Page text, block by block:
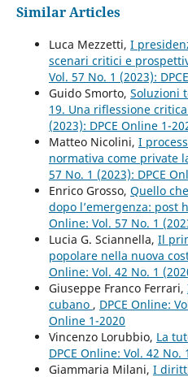
Similar Articles
Luca Mezzetti, I
scenari critici e
Vol. 57 No. 1 (2023):
Guido Smorto, Soluzioni
19. Una riflessione critica
(2023): DPCE Online 1-
Matteo Nicolini, I
normativa come private
57 No. 1 (2023): DPCE
Enrico Grosso, Quello
dopo l’emergenza: post
Online: Vol. 57 No. 1
Lucia G. Sciannella, Il
popolare nella nuova
Online: Vol. 42 No. 1
Giuseppe Franco Ferrari,
cubano , DPCE Online:
Online 1-2020
Vincenzo Lorubbio, La
DPCE Online: Vol. 42 No.
Giammaria Milani, I